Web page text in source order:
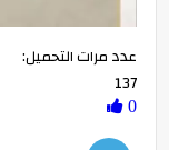
عدد مرات التحميل:
137
0